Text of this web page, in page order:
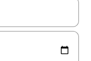
mit den